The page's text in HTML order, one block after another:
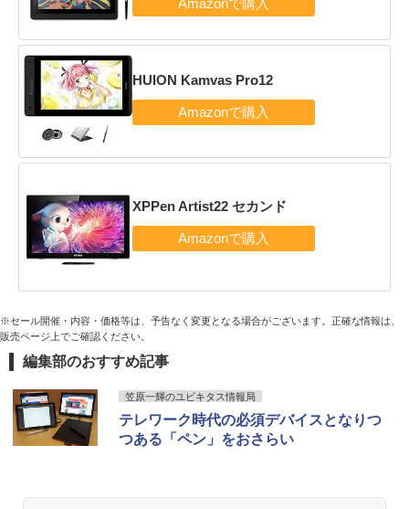
HUION Kamvas Pro12
XPPen Artist22 セカンド
※セール開催・内容・価格等は、予告なく変更となる場合がございます。正確な情報は、
販売ページ上でご確認ください。
編集部のおすすめ記事
笠原一輝のユビキタス情報局
テレワーク時代の必須デバイスとなりつ
つある「ペン」をおさらい